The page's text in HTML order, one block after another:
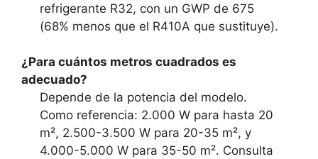
refrigerante R32, con un GWP de 675
(68% menos que el R410A que sustituye).
¿Para cuántos metros cuadrados es
adecuado?
Depende de la potencia del modelo.
Como referencia: 2.000 W para hasta 20
m², 2.500-3.500 W para 20-35 m², y
4.000-5.000 W para 35-50 m². Consulta